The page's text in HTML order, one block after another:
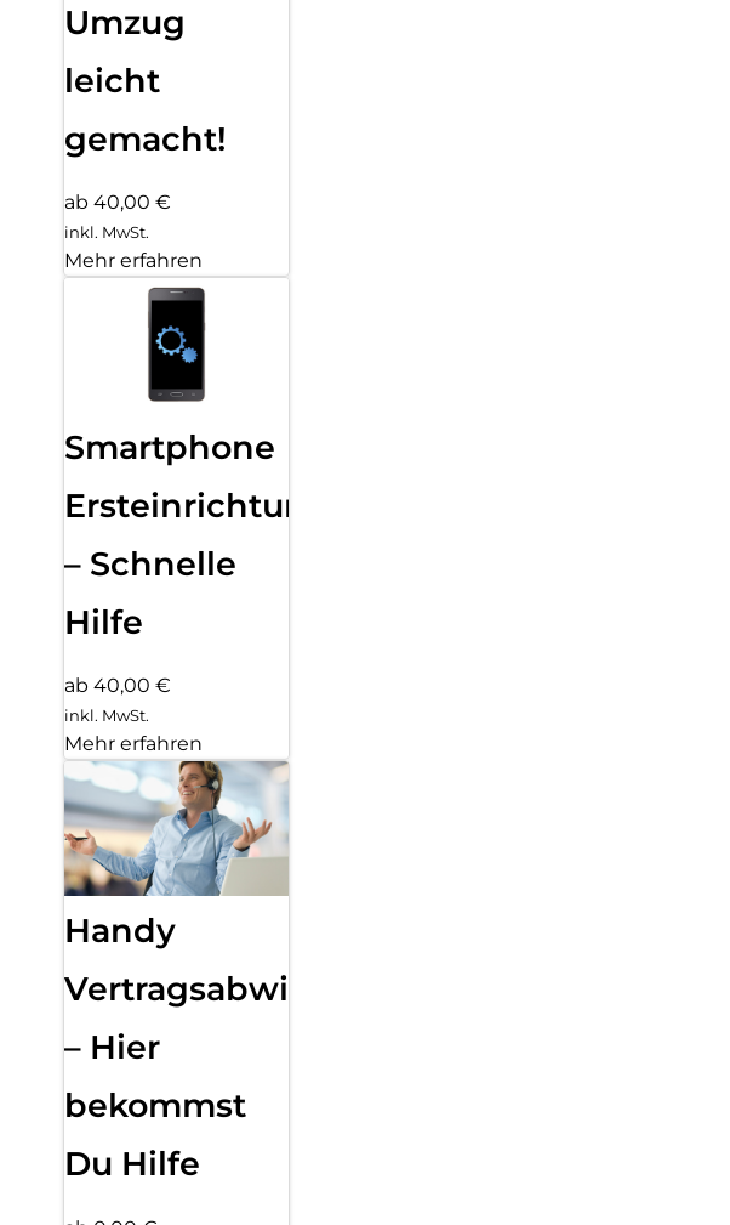
Umzug
leicht
gemacht!
ab 40,00 €
inkl. MwSt.
Mehr erfahren
Smartphone
Ersteinrichtung
– Schnelle
Hilfe
ab 40,00 €
inkl. MwSt.
Mehr erfahren
Handy
Vertragsabwicklung
– Hier
bekommst
Du Hilfe